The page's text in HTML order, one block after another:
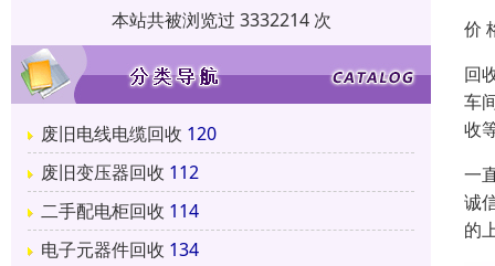
本站共被浏览过 3332214 次
废旧电线电缆回收 120
废旧变压器回收 112
二手配电柜回收 114
电子元器件回收 134
价
回
车
收
一
诚
的